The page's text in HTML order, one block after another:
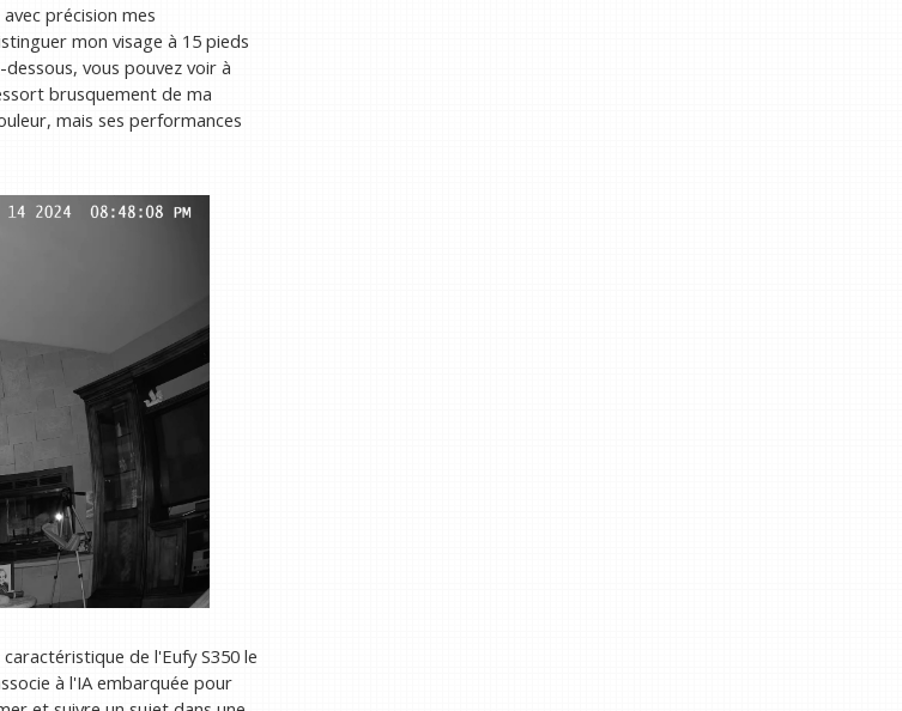
précision mes
mon visage à 15 pieds
vous pouvez voir à
brusquement de ma
mais ses performances
de l'Eufy S350 le
à l'IA embarquée pour